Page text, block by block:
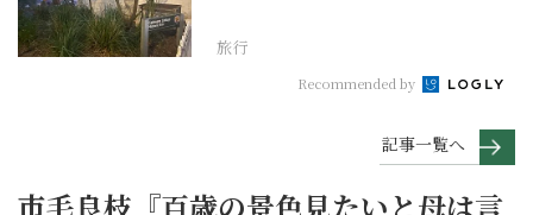
旅行
Recommended by
記事一覧へ
市毛良枝『百歳の景色見たいと母は言